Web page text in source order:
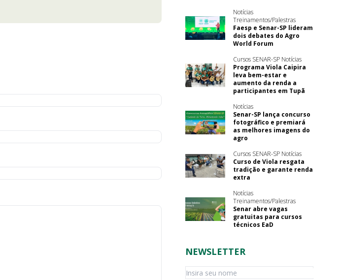
Notícias
Treinamentos/Palestras
Faesp e Senar-SP lideram
dois debates do Agro
World Forum
Cursos SENAR-SP Notícias
Programa Viola Caipira
leva bem-estar e
aumento da renda a
participantes em Tupã
Notícias
Senar-SP lança concurso
fotográfico e premiará
as melhores imagens do
agro
Cursos SENAR-SP Notícias
Curso de Viola resgata
tradição e garante renda
extra
Notícias
Treinamentos/Palestras
Senar abre vagas
gratuitas para cursos
técnicos EaD
NEWSLETTER